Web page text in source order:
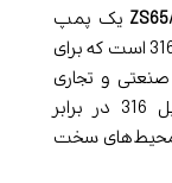
یک پمپ
سانتریفیوژ صنعتی با بدنه مقاوم از استیل 316 است که برای
و تجاری
طراحی شده است. مقاومت بالای استیل 316 در برابر
محیط‌های سخت